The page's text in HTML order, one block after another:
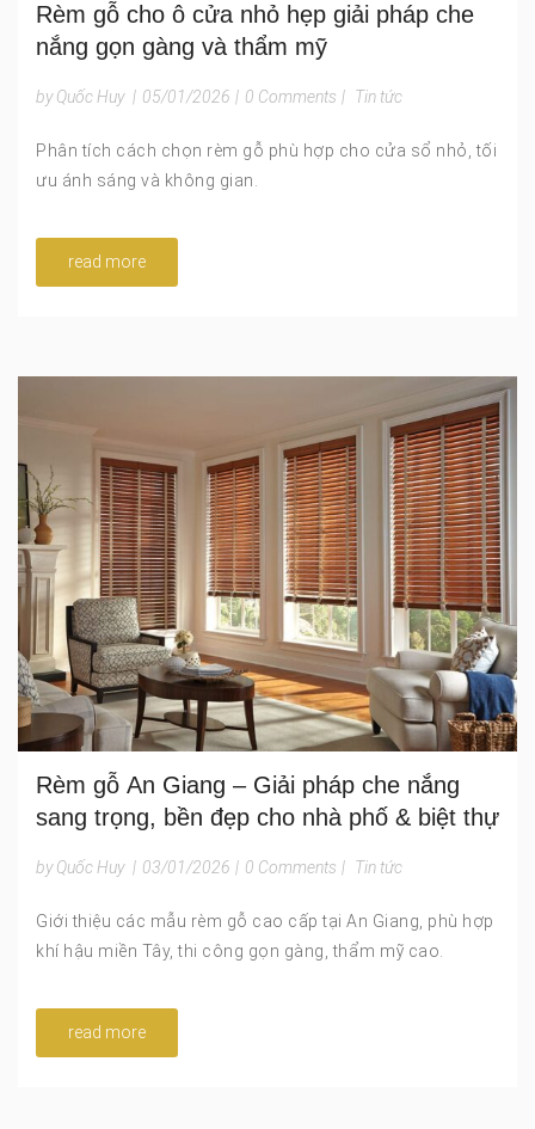
Rèm gỗ cho ô cửa nhỏ hẹp giải pháp che
nắng gọn gàng và thẩm mỹ
by Quốc Huy | 05/01/2026 | 0 Comments | Tin tức
Phân tích cách chọn rèm gỗ phù hợp cho cửa sổ nhỏ, tối
ưu ánh sáng và không gian.
read more
Rèm gỗ An Giang – Giải pháp che nắng
sang trọng, bền đẹp cho nhà phố & biệt thự
by Quốc Huy | 03/01/2026 | 0 Comments | Tin tức
Giới thiệu các mẫu rèm gỗ cao cấp tại An Giang, phù hợp
khí hậu miền Tây, thi công gọn gàng, thẩm mỹ cao.
read more